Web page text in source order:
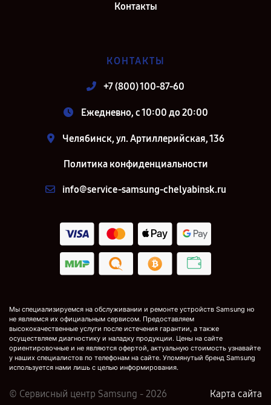
Контакты
КОНТАКТЫ
+7 (800) 100-87-60
Ежедневно, с 10:00 до 20:00
Челябинск, ул. Артиллерийская, 136
Политика конфиденциальности
info@service-samsung-chelyabinsk.ru
Мы специализируемся на обслуживании и ремонте устройств Samsung но
не являемся их официальным сервисом. Предоставляем
высококачественные услуги после истечения гарантии, а также
осуществляем диагностику и наладку продукции. Цены на сайте
ориентировочные и не являются офертой, актуальную стоимость узнавайте
у наших специалистов по телефонам на сайте. Упомянутый бренд Samsung
используется нами лишь с целью информирования.
© Сервисный центр Samsung - 2026 Карта сайта